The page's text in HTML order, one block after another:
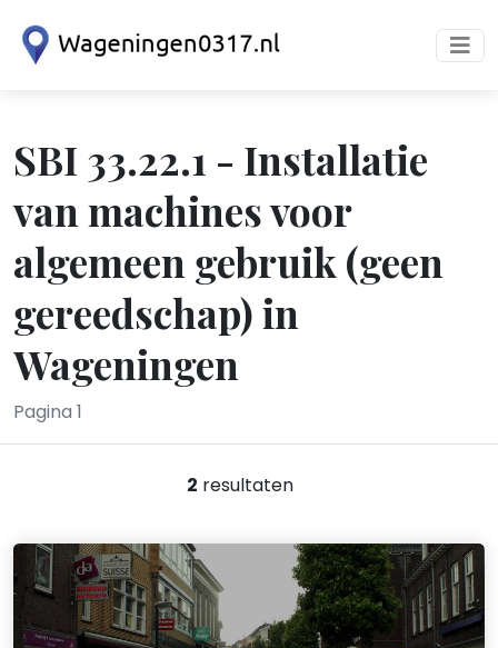
SBI 33.22.1 - Installatie
van machines voor
algemeen gebruik (geen
gereedschap) in
Wageningen
Pagina 1
2 resultaten